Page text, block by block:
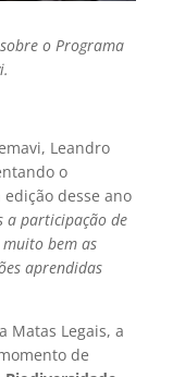
o Programa
Leandro
o
edição desse ano
a participação de
bem as
aprendidas
Matas Legais, a
de